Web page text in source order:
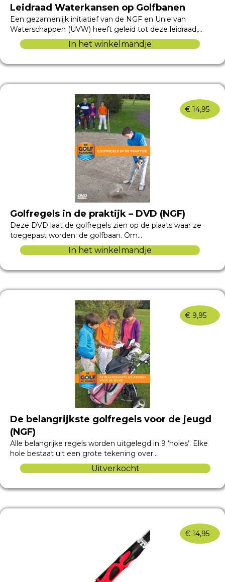
Leidraad Waterkansen op Golfbanen
Een gezamenlijk initiatief van de NGF en Unie van
Waterschappen (UVW) heeft geleid tot deze leidraad,…
In het winkelmandje
€ 14,95
Golfregels in de praktijk – DVD (NGF)
Deze DVD laat de golfregels zien op de plaats waar ze
toegepast worden: de golfbaan. Om…
In het winkelmandje
€ 9,95
De belangrijkste golfregels voor de jeugd
(NGF)
Alle belangrijke regels worden uitgelegd in 9 ‘holes’. Elke
hole bestaat uit een grote tekening over…
Uitverkocht
€ 14,95